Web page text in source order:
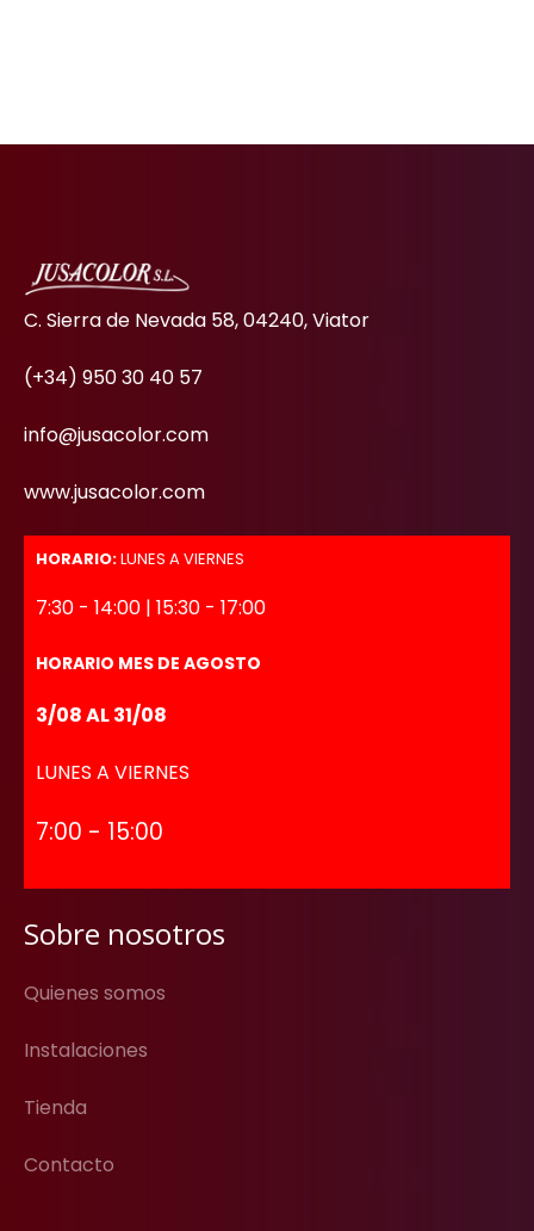
C. Sierra de Nevada 58, 04240, Viator
(+34) 950 30 40 57
info@jusacolor.com
www.jusacolor.com
HORARIO:LUNES A VIERNES
7:30 - 14:00 | 15:30 - 17:00
HORARIO MES DE AGOSTO
3/08 AL 31/08
LUNES A VIERNES
7:00 - 15:00
Sobre nosotros
Quienes somos
Instalaciones
Tienda
Contacto